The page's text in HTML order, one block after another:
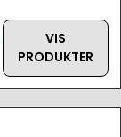
VIS
PRODUKTER